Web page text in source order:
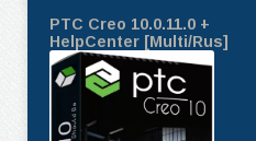
PTC Creo 10.0.11.0 +
HelpCenter [Multi/Rus]